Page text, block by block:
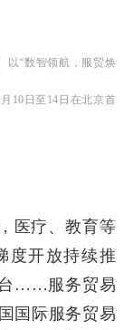
以“数智领航，服贸焕
10日至14日在北京首
医疗、教育等
度开放持续推
台……服务贸易
国际服务贸易